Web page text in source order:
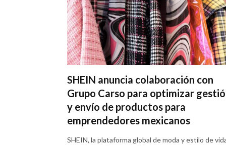
SHEIN anuncia colaboración con
Grupo Carso para optimizar
y envío de productos para
emprendedores mexicanos
SHEIN, la plataforma global de moda y estilo de